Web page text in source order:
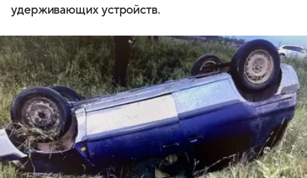
удерживающих устройств.